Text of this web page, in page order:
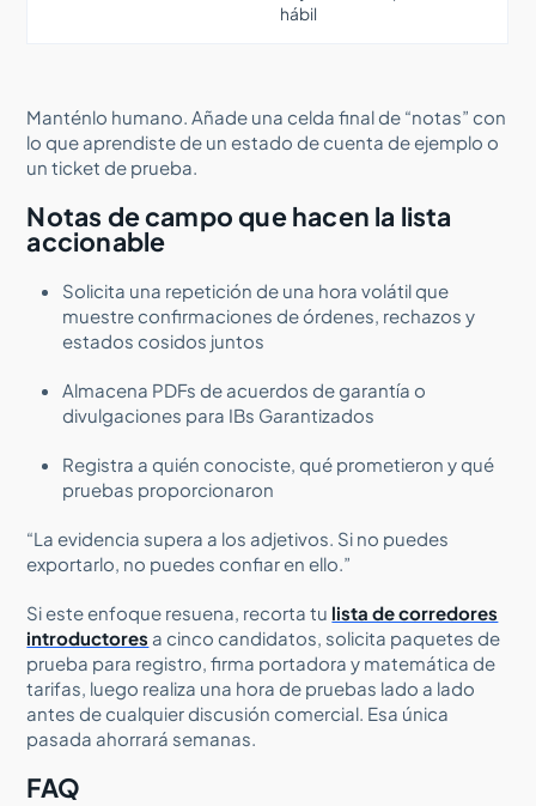
hábil
Manténlo humano. Añade una celda final de “notas” con
lo que aprendiste de un estado de cuenta de ejemplo o
un ticket de prueba.
Notas de campo que hacen la lista
accionable
Solicita una repetición de una hora volátil que
muestre confirmaciones de órdenes, rechazos y
estados cosidos juntos
Almacena PDFs de acuerdos de garantía o
divulgaciones para IBs Garantizados
Registra a quién conociste, qué prometieron y qué
pruebas proporcionaron
“La evidencia supera a los adjetivos. Si no puedes
exportarlo, no puedes confiar en ello.”
Si este enfoque resuena, recorta tu lista de corredores
introductores a cinco candidatos, solicita paquetes de
prueba para registro, firma portadora y matemática de
tarifas, luego realiza una hora de pruebas lado a lado
antes de cualquier discusión comercial. Esa única
pasada ahorrará semanas.
FAQ